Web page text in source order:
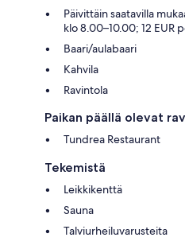
Päivittäin saatavilla
klo 8.00–10.00; 12 EUR
Baari/aulabaari
Kahvila
Ravintola
Paikan päällä olevat
Tundrea Restaurant
Tekemistä
Leikkikenttä
Sauna
Talviurheiluvarusteita